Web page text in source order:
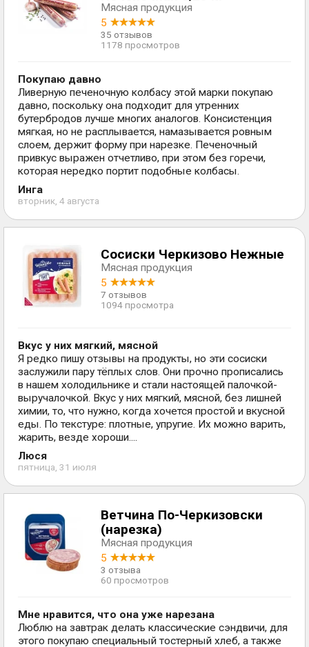
Мясная продукция
5
35 отзывов
1178 просмотров
Покупаю давно
Ливерную печеночную колбасу этой марки покупаю
давно, поскольку она подходит для утренних
бутербродов лучше многих аналогов. Консистенция
мягкая, но не расплывается, намазывается ровным
слоем, держит форму при нарезке. Печеночный
привкус выражен отчетливо, при этом без горечи,
которая нередко портит подобные колбасы.
Инга
вторник, 4 августа
Сосиски Черкизово Нежные
Мясная продукция
5
7 отзывов
1094 просмотра
Вкус у них мягкий, мясной
Я редко пишу отзывы на продукты, но эти сосиски
заслужили пару тёплых слов. Они прочно прописались
в нашем холодильнике и стали настоящей палочкой-
выручалочкой. Вкус у них мягкий, мясной, без лишней
химии, то, что нужно, когда хочется простой и вкусной
еды. По текстуре: плотные, упругие. Их можно варить,
жарить, везде хороши....
Люся
пятница, 31 июля
Ветчина По-Черкизовски
(нарезка)
Мясная продукция
5
3 отзыва
60 просмотров
Мне нравится, что она уже нарезана
Люблю на завтрак делать классические сэндвичи, для
этого покупаю специальный тостерный хлеб, а также